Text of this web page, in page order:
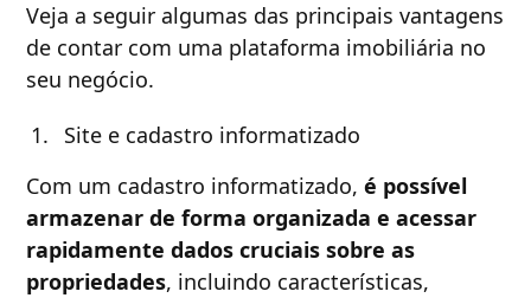
Veja a seguir algumas das principais vantagens
de contar com uma plataforma imobiliária no
seu negócio.
Site e cadastro informatizado
Com um cadastro informatizado,é possível
armazenar de forma organizada e acessar
rapidamente dados cruciais sobre as
propriedades, incluindo características,